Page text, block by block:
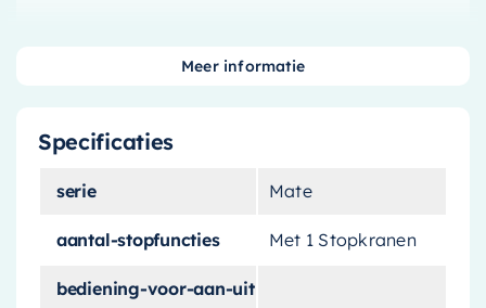
Onze Thermostaat Set
thermostaat set van topklasse. Dit product
dankzij de unieke geborsteld gunmetal PVD
Specificaties
serie Mate
aantal-stopfuncties Met 1 Stopkranen
bediening-voor-aan-uit
Meer informatie